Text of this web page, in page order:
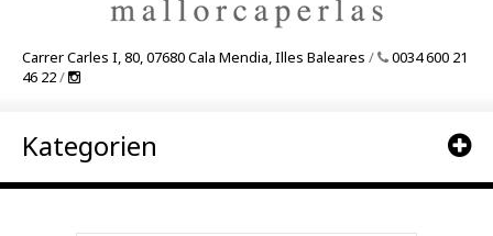
Carrer Carles I, 80, 07680 Cala Mendia, Illes Baleares /
0034 600 21
46 22/
Kategorien